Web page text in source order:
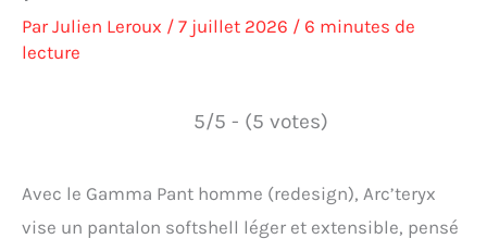
ParJulien Leroux / 7 juillet 2026 / 6 minutes de
lecture
5/5 - (5 votes)
Avec le Gamma Pant homme (redesign), Arc’teryx
vise un pantalon softshell léger et extensible, pensé